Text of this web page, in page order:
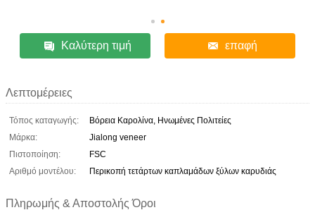
Καλύτερη τιμή επαφή
Λεπτομέρειες
Τόπος καταγωγής:
Βόρεια Καρολίνα, Ηνωμένες Πολιτείες
Μάρκα:
Jialong veneer
Πιστοποίηση:
FSC
Αριθμό μοντέλου:
Περικοπή τετάρτων καπλαμάδων ξύλων καρυδιάς
Πληρωμής & Αποστολής Όροι